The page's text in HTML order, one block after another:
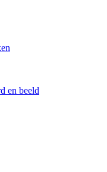
en beeld